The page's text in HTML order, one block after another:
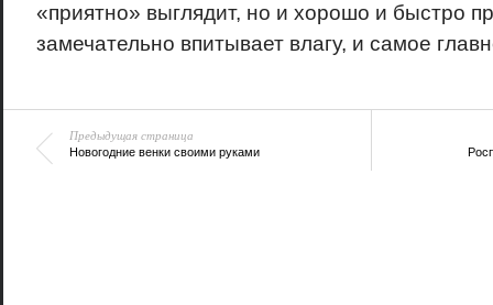
«приятно» выглядит, но и хорошо и быстро
замечательно впитывает влагу, и самое
Предыдущая страница
Новогодние венки своими руками